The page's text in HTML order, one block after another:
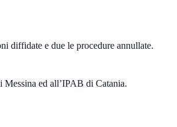
diffidate e due le procedure annullate.
ed all’IPAB di Catania.